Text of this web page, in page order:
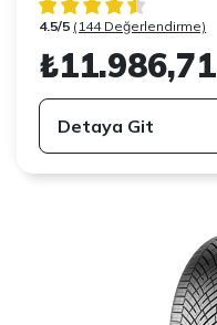
4.5/5 (144 Değerlendirme)
₺11.986,71
Detaya Git